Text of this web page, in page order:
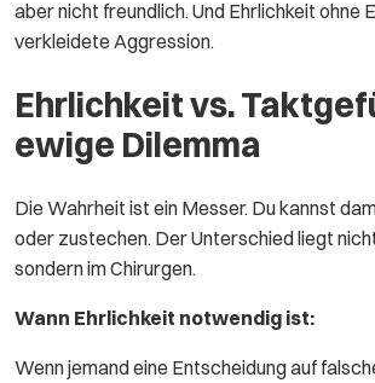
aber nicht freundlich. Und Ehrlichkeit ohne
verkleidete Aggression.
Ehrlichkeit vs.
ewige Dilemma
Die Wahrheit ist ein Messer. Du kannst
oder zustechen. Der Unterschied liegt
sondern im Chirurgen.
Wann Ehrlichkeit notwendig ist:
Wenn jemand eine Entscheidung auf